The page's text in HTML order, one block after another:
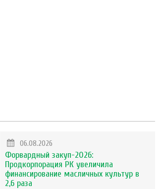
06.08.2026
Форвардный закуп-2026:
Продкорпорация РК увеличила
финансирование масличных культур в
2,6 раза